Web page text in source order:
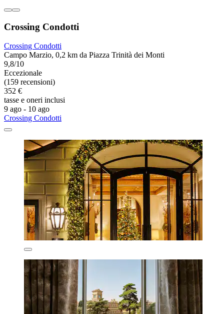
Crossing Condotti
Crossing Condotti
Campo Marzio, 0,2 km da Piazza Trinità dei Monti
9,8/10
Eccezionale
(159 recensioni)
352 €
tasse e oneri inclusi
9 ago - 10 ago
Crossing Condotti